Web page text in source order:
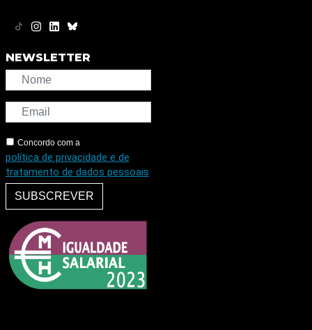
NEWSLETTER
Concordo com a
política de privacidade e de
tratamento de dados pessoais
SUBSCREVER